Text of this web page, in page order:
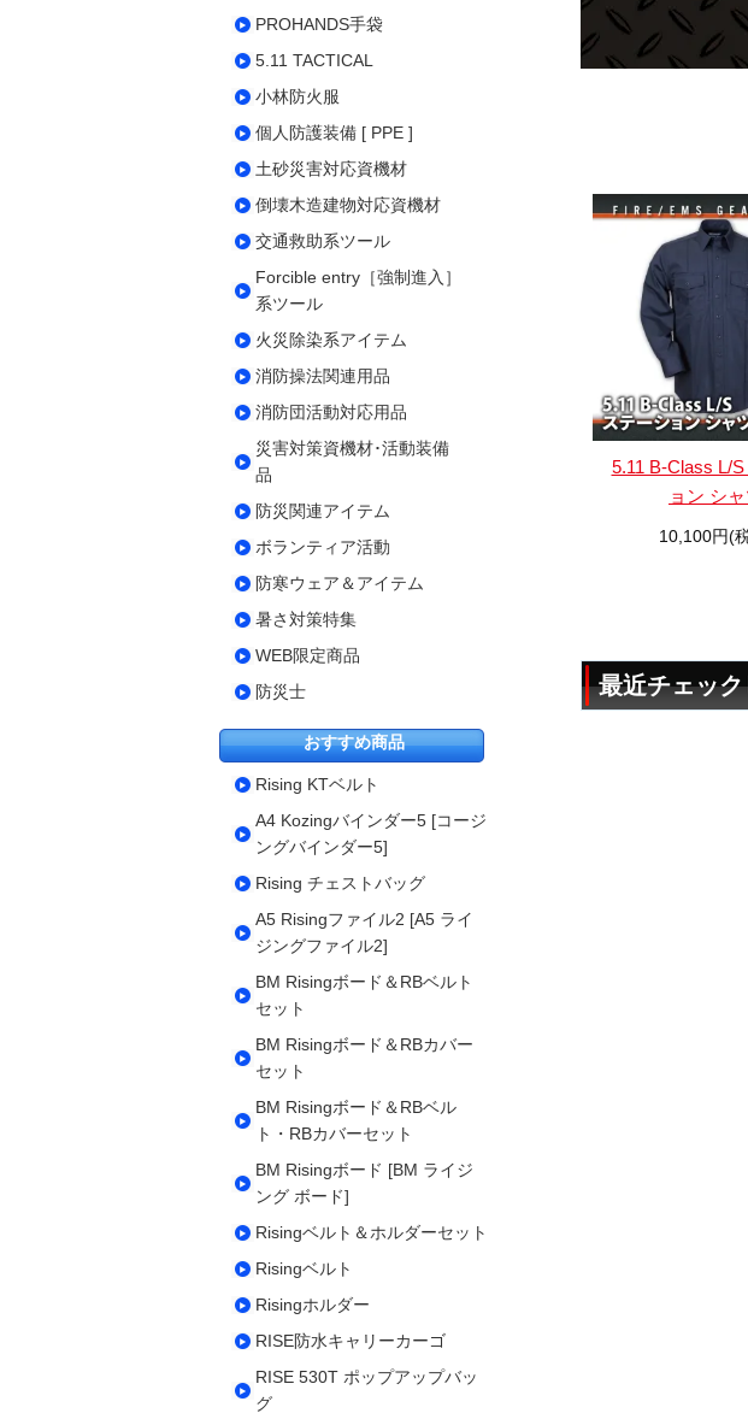
5.11 B-Class L/
ョン シ
10,100円(
最近チェッ
PROHANDS手袋
5.11 TACTICAL
小林防火服
個人防護装備 [ PPE ]
土砂災害対応資機材
倒壊木造建物対応資機材
交通救助系ツール
Forcible entry［強制進入］
系ツール
火災除染系アイテム
消防操法関連用品
消防団活動対応用品
災害対策資機材･活動装備
品
防災関連アイテム
ボランティア活動
防寒ウェア＆アイテム
暑さ対策特集
WEB限定商品
防災士
おすすめ商品
Rising KTベルト
A4 Kozingバインダー5 [コージ
ングバインダー5]
Rising チェストバッグ
A5 Risingファイル2 [A5 ライ
ジングファイル2]
BM Risingボード＆RBベルト
セット
BM Risingボード＆RBカバー
セット
BM Risingボード＆RBベル
ト・RBカバーセット
BM Risingボード [BM ライジ
ング ボード]
Risingベルト＆ホルダーセット
Risingベルト
Risingホルダー
RISE防水キャリーカーゴ
RISE 530T ポップアップバッ
グ